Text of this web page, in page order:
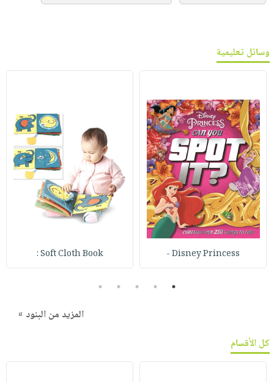
وسائل تعليمية
Disney Princess -
Soft Cloth Book :
1
2
3
4
5
المزيد من البنود »
كل الأقسام